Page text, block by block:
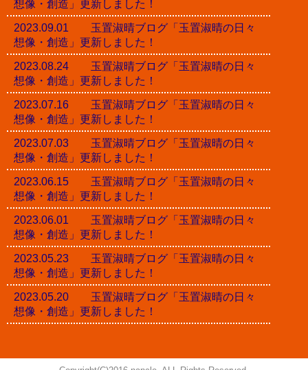
想像・創造」更新しました！
2023.09.01 玉置淑晴ブログ「玉置淑晴の日々
想像・創造」更新しました！
2023.08.24 玉置淑晴ブログ「玉置淑晴の日々
想像・創造」更新しました！
2023.07.16 玉置淑晴ブログ「玉置淑晴の日々
想像・創造」更新しました！
2023.07.03 玉置淑晴ブログ「玉置淑晴の日々
想像・創造」更新しました！
2023.06.15 玉置淑晴ブログ「玉置淑晴の日々
想像・創造」更新しました！
2023.06.01 玉置淑晴ブログ「玉置淑晴の日々
想像・創造」更新しました！
2023.05.23 玉置淑晴ブログ「玉置淑晴の日々
想像・創造」更新しました！
2023.05.20 玉置淑晴ブログ「玉置淑晴の日々
想像・創造」更新しました！